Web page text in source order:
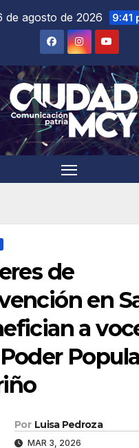
de agosto de 2026 9:41
de
en
a
Por Luisa Pedroza
MAR 3, 2026